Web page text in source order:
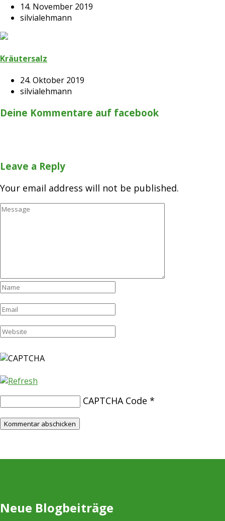
14. November 2019
silvialehmann
Kräutersalz
24. Oktober 2019
silvialehmann
Deine Kommentare auf facebook
Leave a Reply
Your email address will not be published.
CAPTCHA Code *
Neue Blogbeiträge